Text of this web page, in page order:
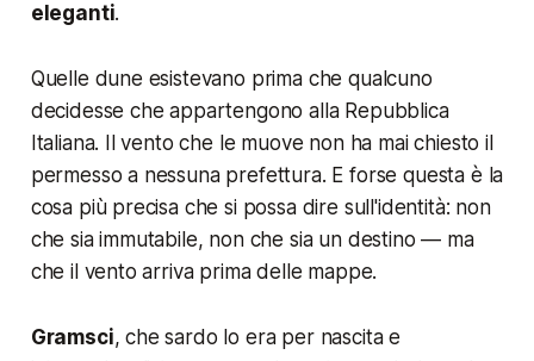
eleganti.
Quelle dune esistevano prima che qualcuno
decidesse che appartengono alla Repubblica
Italiana. Il vento che le muove non ha mai chiesto il
permesso a nessuna prefettura. E forse questa è la
cosa più precisa che si possa dire sull'identità: non
che sia immutabile, non che sia un destino — ma
che il vento arriva prima delle mappe.
Gramsci, che sardo lo era per nascita e